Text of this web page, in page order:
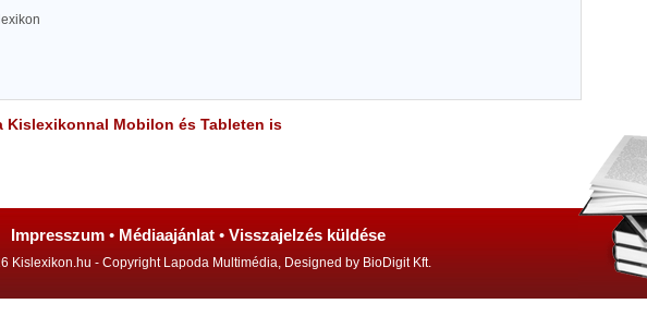
Kislexikonnal Mobilon és Tableten is
Impresszum • Médiaajánlat • Visszajelzés küldése
Kislexikon.hu - Copyright Lapoda Multimédia, Designed by BioDigit Kft.